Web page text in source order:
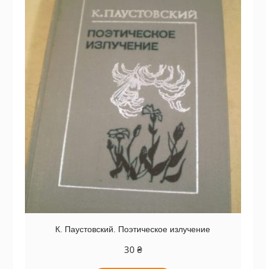
К. Паустовский. Поэтическое излучение
30 ₴